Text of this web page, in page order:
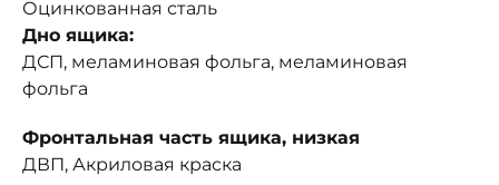
Оцинкованная сталь
Дно ящика:
ДСП, меламиновая фольга, меламиновая
фольга
Фронтальная часть ящика, низкая
ДВП, Акриловая краска